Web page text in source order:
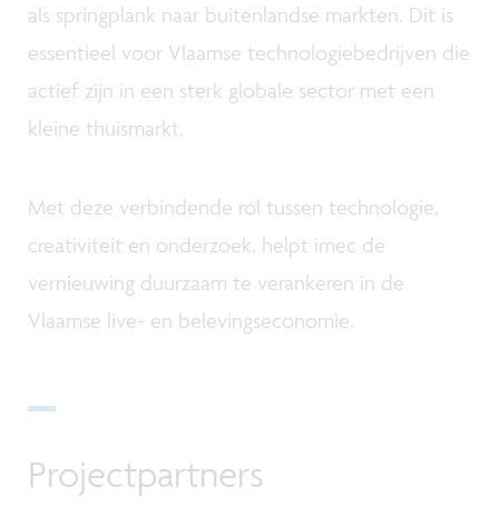
als springplank naar buitenlandse markten. Dit is
essentieel voor Vlaamse technologiebedrijven die
actief zijn in een sterk globale sector met een
kleine thuismarkt.
Met deze verbindende rol tussen technologie,
creativiteit en onderzoek, helpt imec de
vernieuwing duurzaam te verankeren in de
Vlaamse live- en belevingseconomie.
Projectpartners